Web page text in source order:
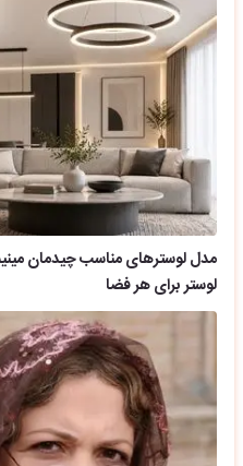
مدل لوسترهای مناسب چیدمان
لوستر برای هر فضا